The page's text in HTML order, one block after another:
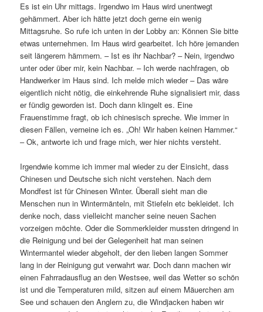
Es ist ein Uhr mittags. Irgendwo im Haus wird unentwegt
gehämmert. Aber ich hätte jetzt doch gerne ein wenig
Mittagsruhe. So rufe ich unten in der Lobby an: Können Sie bitte
etwas unternehmen. Im Haus wird gearbeitet. Ich höre jemanden
seit längerem hämmern. – Ist es ihr Nachbar? – Nein, irgendwo
unter oder über mir, kein Nachbar. – Ich werde nachfragen, ob
Handwerker im Haus sind. Ich melde mich wieder – Das wäre
eigentlich nicht nötig, die einkehrende Ruhe signalisiert mir, dass
er fündig geworden ist. Doch dann klingelt es. Eine
Frauenstimme fragt, ob ich chinesisch spreche. Wie immer in
diesen Fällen, verneine ich es. „Oh! Wir haben keinen Hammer.“
– Ok, antworte ich und frage mich, wer hier nichts versteht.
Irgendwie komme ich immer mal wieder zu der Einsicht, dass
Chinesen und Deutsche sich nicht verstehen. Nach dem
Mondfest ist für Chinesen Winter. Überall sieht man die
Menschen nun in Wintermänteln, mit Stiefeln etc bekleidet. Ich
denke noch, dass vielleicht mancher seine neuen Sachen
vorzeigen möchte. Oder die Sommerkleider mussten dringend in
die Reinigung und bei der Gelegenheit hat man seinen
Wintermantel wieder abgeholt, der den lieben langen Sommer
lang in der Reinigung gut verwahrt war. Doch dann machen wir
einen Fahrradausflug an den Westsee, weil das Wetter so schön
ist und die Temperaturen mild, sitzen auf einem Mäuerchen am
See und schauen den Anglern zu, die Windjacken haben wir